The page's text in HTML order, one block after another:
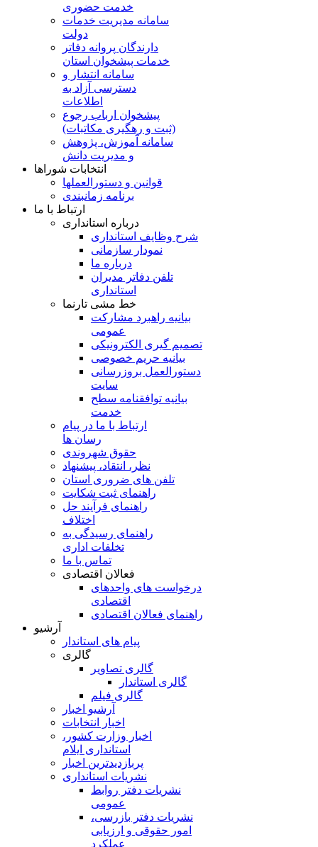
خدمت حضوری
سامانه مدیریت خدمات
دولت
دارندگان پروانه دفاتر
خدمات پیشخوان استان
سامانه انتشار و
دسترسی آزاد به
اطلاعات
پیشخوان ارباب رجوع
(ثبت و رهگیری مکاتبات)
سامانه آموزش، پژوهش
و مدیریت دانش
انتخابات شوراها
قوانین و دستورالعملها
برنامه زمانبندی
ارتباط با ما
درباره استانداری
شرح وظایف استانداری
نمودار سازمانی
درباره ما
تلفن دفاتر مدیران
استانداری
خط مشی تارنما
بیانیه راهبرد مشارکت
عمومی
تصمیم گیری الکترونیکی
بیانیه حریم خصوصی
دستورالعمل بروزرسانی
سایت
بیانیه توافقنامه سطح
خدمت
ارتباط با ما در پیام
رسان ها
حقوق شهروندی
نظر، انتقاد، پیشنهاد
تلفن های ضروری استان
راهنمای ثبت شکایت
راهنمای فرآیند حل
اختلاف
راهنمای رسیدگی به
تخلفات اداری
تماس با ما
فعالان اقتصادی
درخواست های واحدهای
اقتصادی
راهنمای فعالان اقتصادی
آرشیو
پیام های استاندار
گالری
گالری تصاویر
گالری استاندار
گالری فیلم
آرشیو اخبار
اخبار انتخابات
اخبار وزارت کشور،
استانداری ایلام
پربازدیدترین اخبار
نشریات استانداری
نشریات دفتر روابط
عمومی
نشريات دفتر بازرسی،
امور حقوقی و ارزيابی
عملکرد